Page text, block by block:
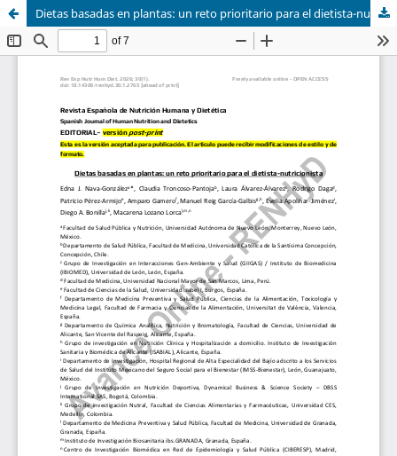
Dietas basadas en plantas: un reto prioritario para el dietista-nutricionista